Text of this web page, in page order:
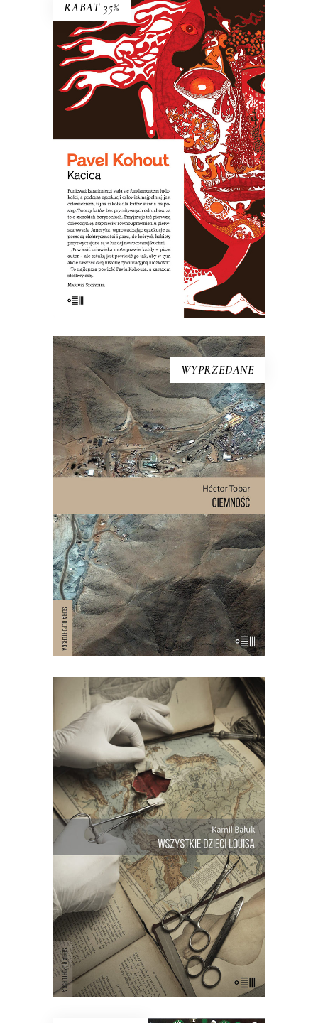
RABAT 35%
E-BOOK DO KOSZYKA
KACICA
Opowieść o dziewczynce, która nie
zdała do liceum teatralnego, więc
poszła do szkoły dla katów. Arcydzieło
czarnego humoru!
48.00zł 31.20 zł
KSIĄŻKA DO KOSZYKA
WYPRZEDANE
CIEMNOŚĆ
W wyniku katastrofy 625 metrów
pod ziemią, w ciemności, wilgoci, bez
jedzenia i wody pitnej zostało
uwięzionych 33 mężczyzn. Spędzili
pod ziemią 69 dni. To historia o
męstwie, odwadze i o granicach, do
jakich może dojść człowiek.
E-BOOK DO KOSZYKA
WSZYSTKIE DZIECI LOUISA
Trudna do uwierzenia opowieść z
małego kraju, gdzie żyją ponad dwie
setki braci i sióstr. Opowieść o lekarzu,
który chciał być Bogiem, i o
anonimowym dawcy nasienia, który
ukrywał tożsamość oraz genetyczną
tajemnicę…